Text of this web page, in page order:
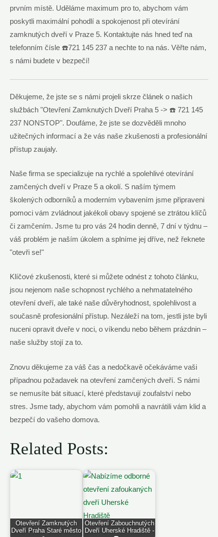
prvním místě. Uděláme maximum pro to, abychom vám
poskytli maximální pohodlí a spokojenost při otevírání
zamknutých dveří v Praze 5. Kontaktujte nás hned teď na
telefonním čísle ☎️721 145 237 a nechte to na nás. Věřte nám,
s námi budete v bezpečí!
Děkujeme, že jste se s námi projeli skrze článek o našich
službách "Otevření Zamknutých Dveří Praha 5 -> ☎️ 721 145
237 NONSTOP". Doufáme, že jste se dozvěděli mnoho
užitečných informací a že vás naše zkušenosti a profesionální
přístup zaujaly.
Naše firma se specializuje na rychlé a spolehlivé otevírání
zamčených dveří v Praze 5 a okolí. S naším týmem
školených odborníků a moderním vybavením jsme připraveni
pomoci vám zvládnout jakékoli obavy spojené se ztrátou klíčů
či zamčením. Jsme tu pro vás 24 hodin denně, 7 dní v týdnu –
váš problém je naším úkolem a splníme jej dříve, než řeknete
"otevři se!"
Klíčové zkušenosti, které si můžete odnést z tohoto článku,
jsou nejenom naše schopnost rychlého a nehmatatelného
otevření dveří, ale také naše důvěryhodnost, spolehlivost a
současně profesionální přístup. Nezáleží na tom, jestli jste byli
nuceni opravit dveře v noci, o víkendu nebo během prázdnin –
naše služby stojí za to.
Znovu děkujeme za váš čas a nedočkavě očekáváme vaši
případnou požadavek na otevření zamčených dveří. S námi
se nemusíte bát situací, které představují zoufalství nebo
stres. Jsme tady, abychom vám pomohli a navrátili vám klid a
bezpečí do vašeho domova.
Related Posts:
Otevření Zamknutých
Dveří Praha Staré město
Otevření Zabouchnutých
Dveří Uherské Hradiště -